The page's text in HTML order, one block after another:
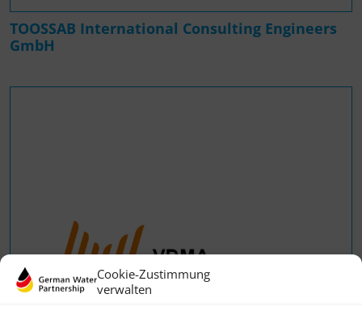
Cookie-Zustimmung
verwalten
TOOSSAB International Consulting Engineers
GmbH